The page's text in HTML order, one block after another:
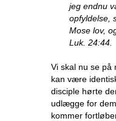
jeg endnu
opfyldelse,
Mose lov,
Luk. 24:44.
Vi skal nu se på
kan være
disciple hørte
udlægge for
kommer